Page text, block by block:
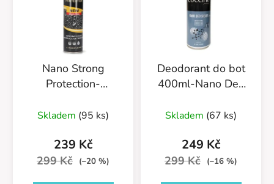
Nano Strong
Protection-
400ml-
Skladem (95 ks)
239 Kč
299 Kč (–20 %)
Deodorant do bot
400ml-Nano Deo
hodnocení
produktu
Skladem (67 ks)
249 Kč
299 Kč (–16 %)